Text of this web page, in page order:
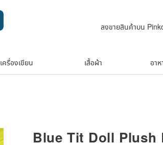
ลงขายสินค้าบน
เครื่องเขียน เสื้อผ้า อา
Blue Tit Doll Plush